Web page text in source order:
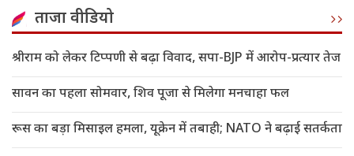
ताजा वीडियो
श्रीराम को लेकर टिप्पणी से बढ़ा विवाद, सपा-BJP में आरोप-प्रत्यार तेज
सावन का पहला सोमवार, शिव पूजा से मिलेगा मनचाहा फल
रूस का बड़ा मिसाइल हमला, यूक्रेन में तबाही; NATO ने बढ़ाई सतर्कता